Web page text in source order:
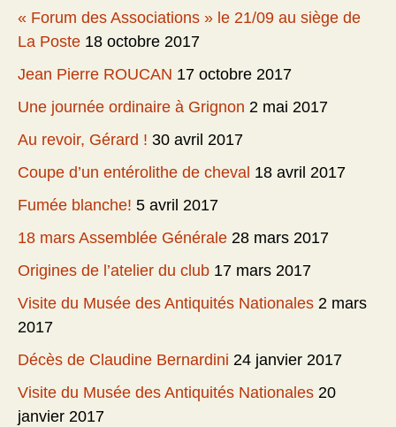
« Forum des Associations » le 21/09 au siège de
La Poste 18 octobre 2017
Jean Pierre ROUCAN 17 octobre 2017
Une journée ordinaire à Grignon 2 mai 2017
Au revoir, Gérard ! 30 avril 2017
Coupe d’un entérolithe de cheval 18 avril 2017
Fumée blanche! 5 avril 2017
18 mars Assemblée Générale 28 mars 2017
Origines de l’atelier du club 17 mars 2017
Visite du Musée des Antiquités Nationales 2 mars
2017
Décès de Claudine Bernardini 24 janvier 2017
Visite du Musée des Antiquités Nationales 20
janvier 2017